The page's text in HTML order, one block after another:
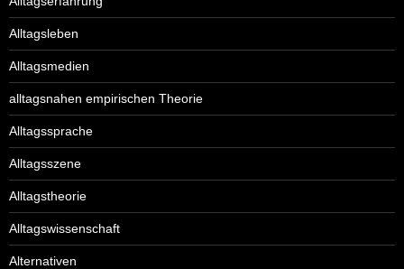
Alltagsleben
Alltagsmedien
alltagsnahen empirischen Theorie
Alltagssprache
Alltagsszene
Alltagstheorie
Alltagswissenschaft
Alternativen